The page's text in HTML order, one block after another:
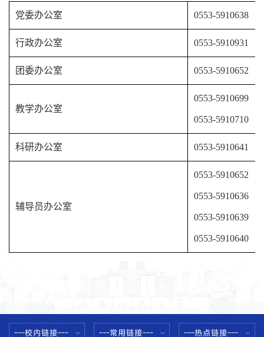
党委办公室 0553-5910638
行政办公室 0553-5910931
团委办公室 0553-5910652
教学办公室
0553-5910699
0553-5910710
科研办公室 0553-5910641
辅导员办公室
0553-5910652
0553-5910636
0553-5910639
0553-5910640
---校内链接--- ---常用链接--- ---热点链接---